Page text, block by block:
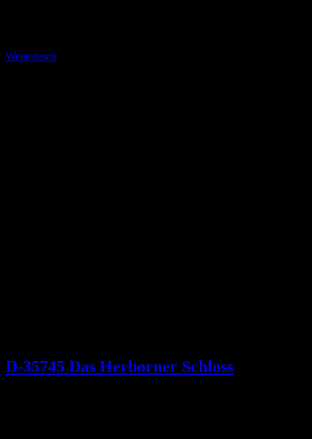
Weiterlesen
D-35745 Das Herborner Schloss